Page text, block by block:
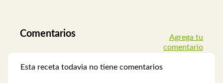
Comentarios
Agrega tu
comentario
Esta receta todavia no tiene comentarios